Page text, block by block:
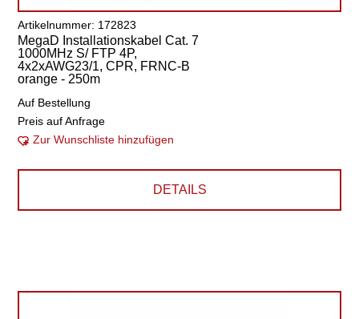
Artikelnummer: 172823
MegaD Installationskabel Cat. 7
1000MHz S/ FTP 4P,
4x2xAWG23/1, CPR, FRNC-B
orange - 250m
Auf Bestellung
Preis auf Anfrage
Zur Wunschliste hinzufügen
DETAILS